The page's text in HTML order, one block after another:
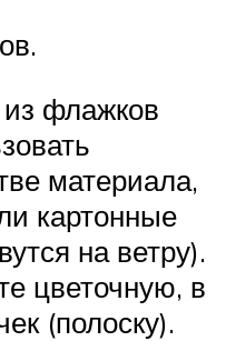
флажков
материала,
картонные
на ветру).
цветочную, в
(полоску).